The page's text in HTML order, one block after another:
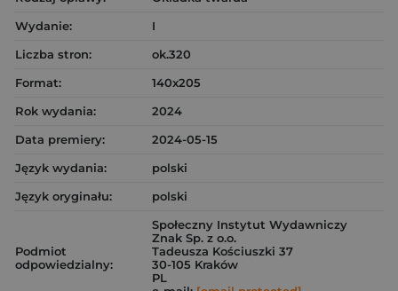
Wydanie:
I
Liczba stron:
ok.320
Format:
140x205
Rok wydania:
2024
Data premiery:
2024-05-15
Język wydania:
polski
Język oryginału:
polski
Podmiot
odpowiedzialny:
Społeczny Instytut Wydawniczy
Znak Sp. z o.o.
Tadeusza Kościuszki 37
30-105 Kraków
PL